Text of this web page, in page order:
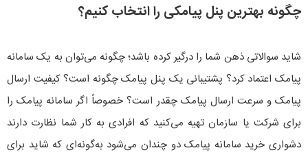
چگونه بهترین پنل پیامکی را انتخاب کنیم؟
شاید سوالاتی ذهن شما را درگیر کرده باشد؛ چگونه می‌توان به یک سامانه
پیامک اعتماد کرد؟ پشتیبانی یک پنل پیامک چگونه است؟ کیفیت ارسال
پیامک و سرعت ارسال پیامک چقدر است؟ خصوصاً اگر سامانه پیامک را
برای شرکت یا سازمان تهیه می‌کنید که افرادی به کار شما نظارت دارند
دشواری خرید سامانه پیامک دو چندان می‌شود به‌گونه‌ای که شاید برای